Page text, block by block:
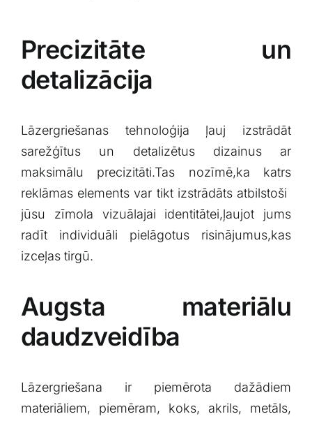
Precizitāte un
detalizācija
Lāzergriešanas tehnoloģija ​ļauj⁣ izstrādāt
sarežģītus un detalizētus dizainus ar
maksimālu⁤ precizitāti.Tas nozīmē,ka katrs
reklāmas elements var ​tikt ‌izstrādāts atbilstoši ​
jūsu zīmola ⁢vizuālajai identitātei,ļaujot ‌jums
radīt individuāli ‌pielāgotus risinājumus,kas‌
izceļas tirgū.
Augsta materiālu
daudzveidība
Lāzergriešana ir piemērota dažādiem
‌materiāliem, piemēram, koks,​ akrils, metāls,⁣